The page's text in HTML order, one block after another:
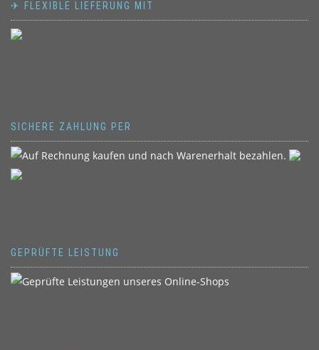
✈ FLEXIBLE LIEFERUNG MIT
SICHERE ZAHLUNG PER
GEPRÜFTE LEISTUNG